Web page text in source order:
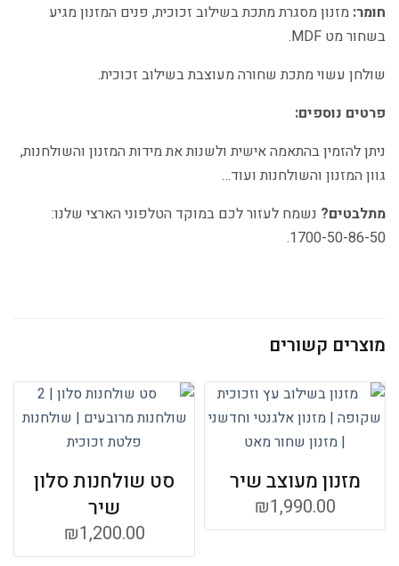
חומר: מזנון מסגרת מתכת בשילוב זכוכית, פנים המזנון מגיע
בשחור מט MDF.
שולחן עשוי מתכת שחורה מעוצבת בשילוב זכוכית.
פרטים נוספים:
ניתן להזמין בהתאמה אישית ולשנות את מידות המזנון והשולחנות,
גוון המזנון והשולחנות ועוד…
מתלבטים? נשמח לעזור לכם במוקד הטלפוני הארצי שלנו:
1700-50-86-50.
מוצרים קשורים
מזנון מעוצב שיר
₪1,990.00
סט שולחנות סלון
שיר
₪1,200.00